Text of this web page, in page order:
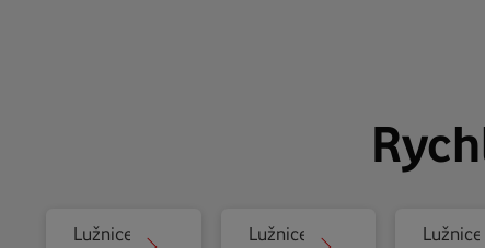
Lužnice
Lužnice
Lužnice